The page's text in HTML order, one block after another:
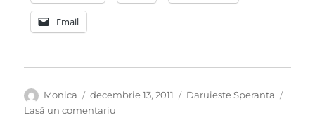
Email
Autor
Monica
Publicat
pe
decembrie 13, 2011 Categorii
Daruieste Speranta
Lasă un comentariu